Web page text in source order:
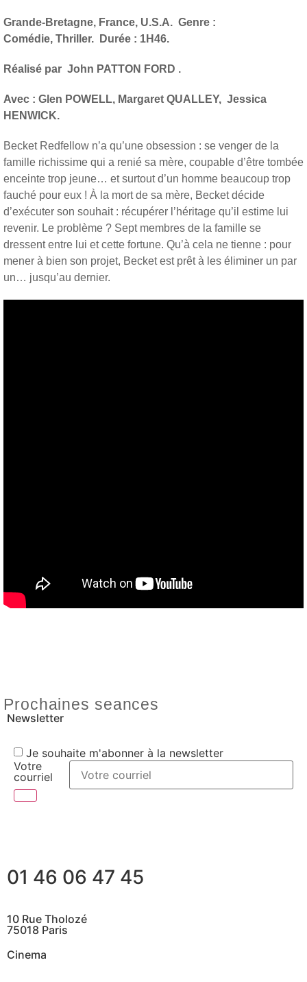
Grande-Bretagne, France, U.S.A. Genre :
Comédie, Thriller. Durée : 1H46.
Réalisé par John PATTON FORD .
Avec : Glen POWELL, Margaret QUALLEY, Jessica
HENWICK.
Becket Redfellow n’a qu’une obsession : se venger de la
famille richissime qui a renié sa mère, coupable d’être tombée
enceinte trop jeune… et surtout d’un homme beaucoup trop
fauché pour eux ! À la mort de sa mère, Becket décide
d’exécuter son souhait : récupérer l’héritage qu’il estime lui
revenir. Le problème ? Sept membres de la famille se
dressent entre lui et cette fortune. Qu’à cela ne tienne : pour
mener à bien son projet, Becket est prêt à les éliminer un par
un… jusqu’au dernier.
Prochaines seances
Newsletter
Je souhaite m'abonner à la newsletter
Votre
courriel
01 46 06 47 45
10 Rue Tholozé
75018 Paris
Cinema